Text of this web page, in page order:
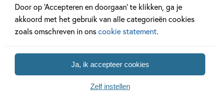
Door op ‘Accepteren en doorgaan’ te klikken, ga je
akkoord met het gebruik van alle categorieën cookies
zoals omschreven in onscookie statement.
Ja, ik accepteer cookies
Zelf instellen
Gerelateerde artikelen